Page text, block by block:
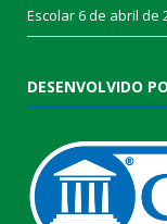
Escolar6 de abril de
DESENVOLVIDO